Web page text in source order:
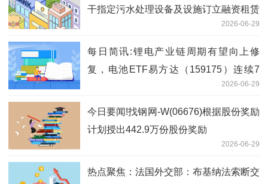
干指定污水处理设备及设施订立融资租赁
2026-06-29
每日简讯:锂电产业链周期有望向上修
复，电池ETF易方达（159175）连续7
2026-06-29
今日要闻!找钢网-W(06676)根据股份奖励
计划授出442.9万份股份奖励
2026-06-29
热点聚焦：法国外交部：布基纳法索断交